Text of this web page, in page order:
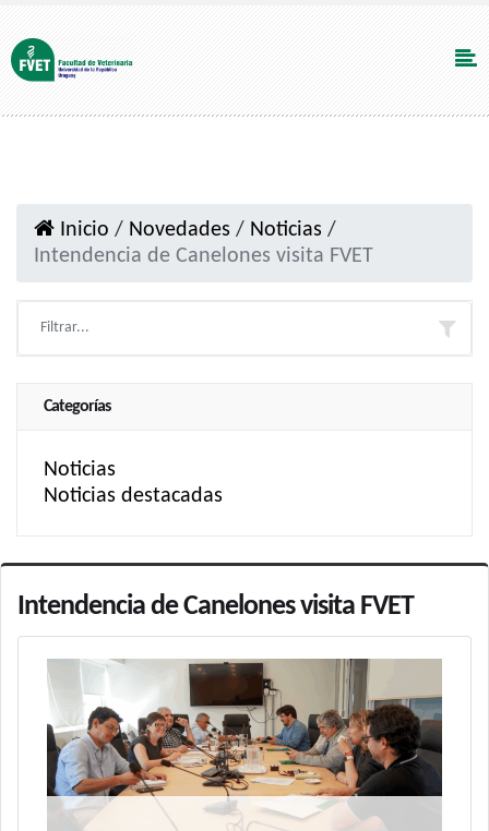
Inicio / Novedades / Noticias /
Intendencia de Canelones visita FVET
Categorías
Noticias
Noticias destacadas
Intendencia de Canelones visita FVET